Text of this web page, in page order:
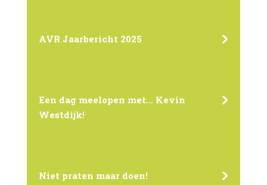
AVR Jaarbericht 2025
Een dag meelopen met… Kevin
Westdijk!
Niet praten maar doen!